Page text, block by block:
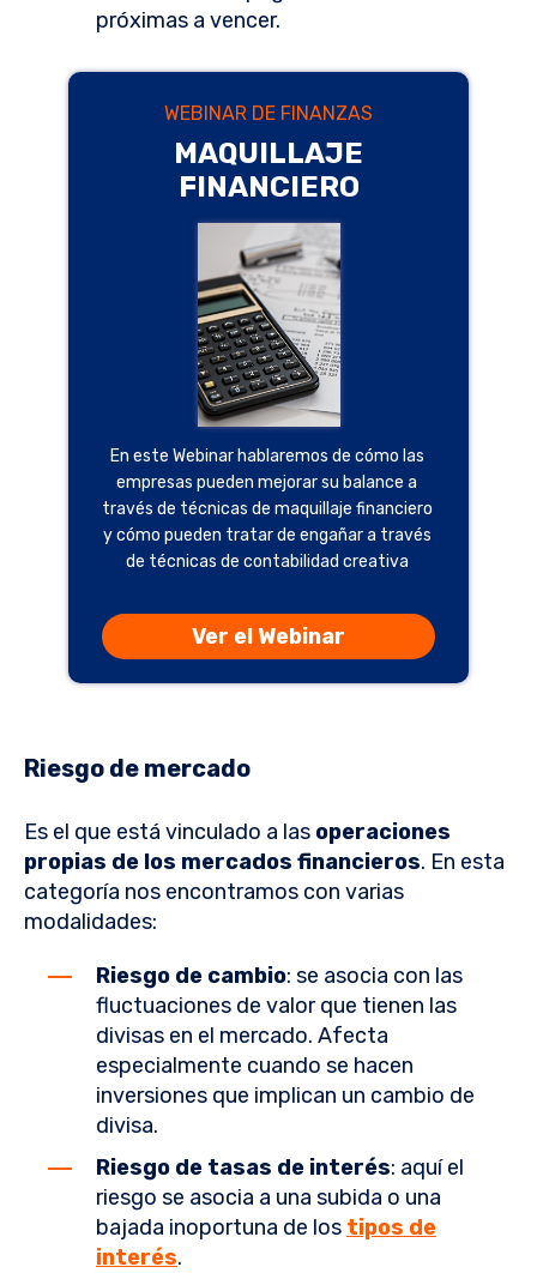
próximas a vencer.
En este Webinar hablaremos de cómo las
empresas pueden mejorar su balance a
través de técnicas de maquillaje financiero
y cómo pueden tratar de engañar a través
de técnicas de contabilidad creativa
MAQUILLAJE
FINANCIERO
WEBINAR DE FINANZAS
Ver el Webinar
Riesgo de mercado
Es el que está vinculado a las operaciones
propias de los mercados financieros. En esta
categoría nos encontramos con varias
modalidades:
Riesgo de cambio: se asocia con las
fluctuaciones de valor que tienen las
divisas en el mercado. Afecta
especialmente cuando se hacen
inversiones que implican un cambio de
divisa.
Riesgo de tasas de interés: aquí el
riesgo se asocia a una subida o una
bajada inoportuna de los tipos de
interés.